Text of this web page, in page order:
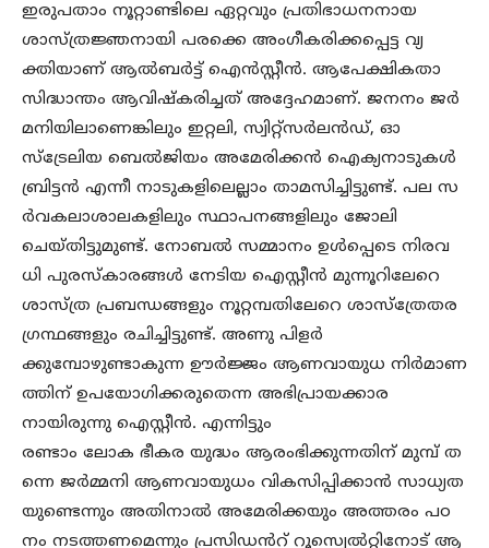
ഇരുപതാം നൂറ്റാണ്ടിലെ ഏറ്റവും പ്രതിഭാധനനായ
ശാസ്ത്രജ്ഞനായി പരക്കെ അംഗീകരിക്കപ്പെട്ട വ്യ
ക്തിയാണ് ആൽബർട്ട് ഐൻസ്റ്റീൻ. ആപേക്ഷികതാ
സിദ്ധാന്തം ആവിഷ്കരിച്ചത് അദ്ദേഹമാണ്. ജനനം ജർ
മനിയിലാണെങ്കിലും ഇറ്റലി, സ്വിറ്റ്സർലൻഡ്, ഓ
സ്ട്രേലിയ ബെൽജിയം അമേരിക്കൻ ഐക്യനാടുകൾ
ബ്രിട്ടൻ എന്നീ നാടുകളിലെല്ലാം താമസിച്ചിട്ടുണ്ട്. പല സ
ർവകലാശാലകളിലും സ്ഥാപനങ്ങളിലും ജോലി
ചെയ്തിട്ടുമുണ്ട്. നോബൽ സമ്മാനം ഉൾപ്പെടെ നിരവ
ധി പുരസ്കാരങ്ങൾ നേടിയ ഐസ്റ്റീൻ മുന്നൂറിലേറെ
ശാസ്ത്ര പ്രബന്ധങ്ങളും നൂറ്റമ്പതിലേറെ ശാസ്ത്രേതര
ഗ്രന്ഥങ്ങളും രചിച്ചിട്ടുണ്ട്. അണു പിളർ
ക്കുമ്പോഴുണ്ടാകുന്ന ഊർജ്ജം ആണവായുധ നിർമാണ
ത്തിന് ഉപയോഗിക്കരുതെന്ന അഭിപ്രായക്കാര
നായിരുന്നു ഐസ്റ്റീൻ. എന്നിട്ടും
രണ്ടാം ലോക ഭീകര യുദ്ധം ആരംഭിക്കുന്നതിന് മുമ്പ് ത
ന്നെ ജർമ്മനി ആണവായുധം വികസിപ്പിക്കാൻ സാധ്യത
യുണ്ടെന്നും അതിനാൽ അമേരിക്കയും അത്തരം പഠ
നം നടത്തണമെന്നും പ്രസിഡൻറ് റൂസ്വെൽറ്റിനോട് ആ